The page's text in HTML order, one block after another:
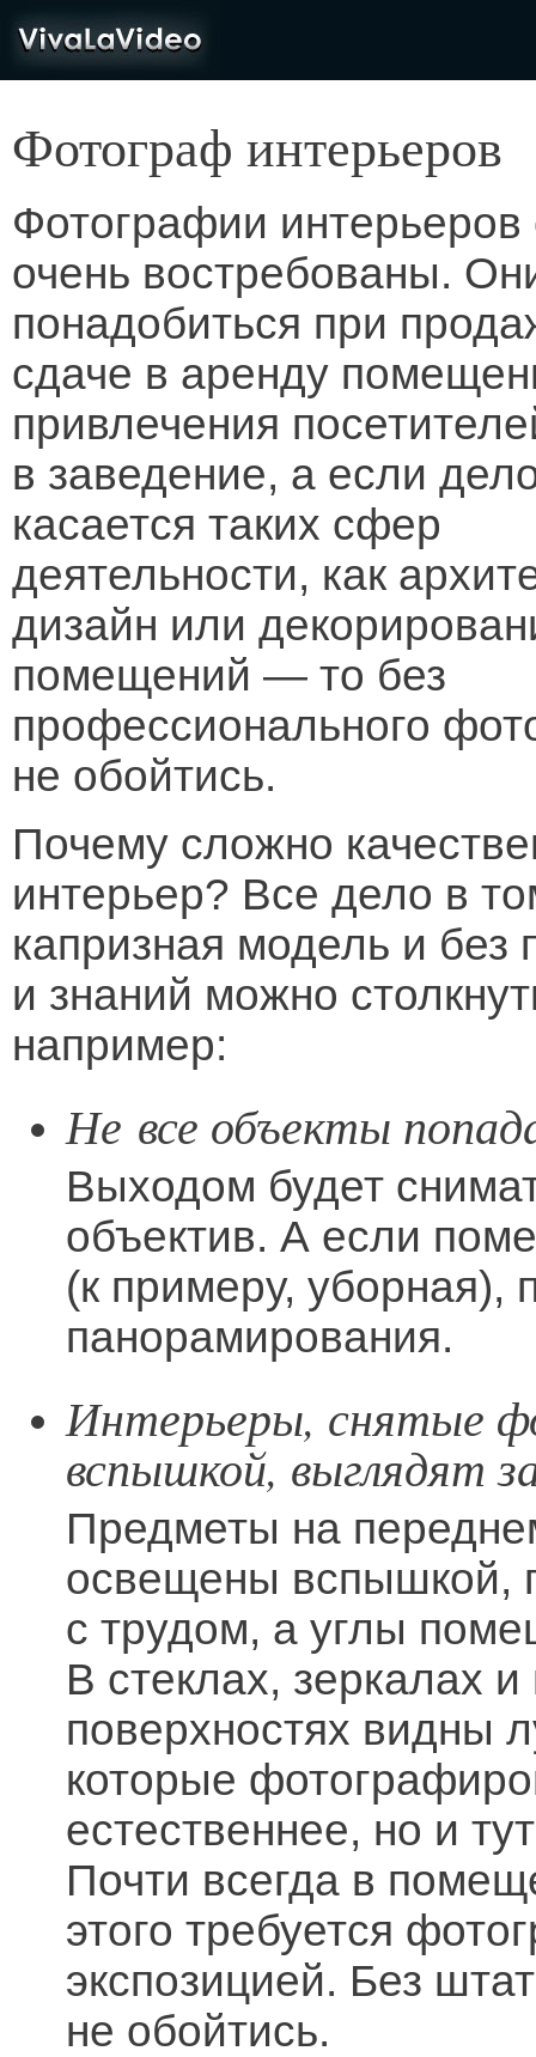
VivaLaVideo
Фотограф интерьеров
Фотографии интерьеров
очень востребованы.
понадобиться при
сдаче в аренду
привлечения
в заведение, а если
касается таких сфер
деятельности, как
дизайн или
помещений — то без
профессионального
не обойтись.
Почему сложно
интерьер? Все дело в
капризная модель и
и знаний можно
например:
Не все объекты
Выходом будет
объектив. А если
(к примеру, уборная),
панорамирования.
Интерьеры, снятые
вспышкой, выглядят
Предметы на
освещены вспышкой,
с трудом, а углы
В стеклах, зеркалах
поверхностях видны
которые
естественнее, но и
Почти всегда в
этого требуется
экспозицией. Без
не обойтись.